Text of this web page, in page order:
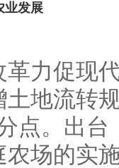
业发展
力促现
地流转
点。出
场的实